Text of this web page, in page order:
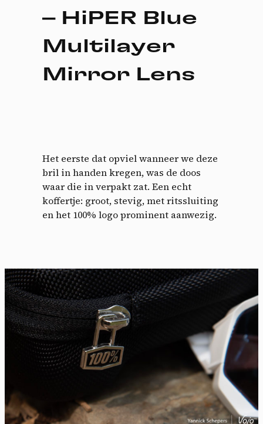
– HiPER Blue
Multilayer
Mirror Lens
Het eerste dat opviel wanneer we deze
bril in handen kregen, was de doos
waar die in verpakt zat. Een echt
koffertje: groot, stevig, met ritssluiting
en het 100% logo prominent aanwezig.